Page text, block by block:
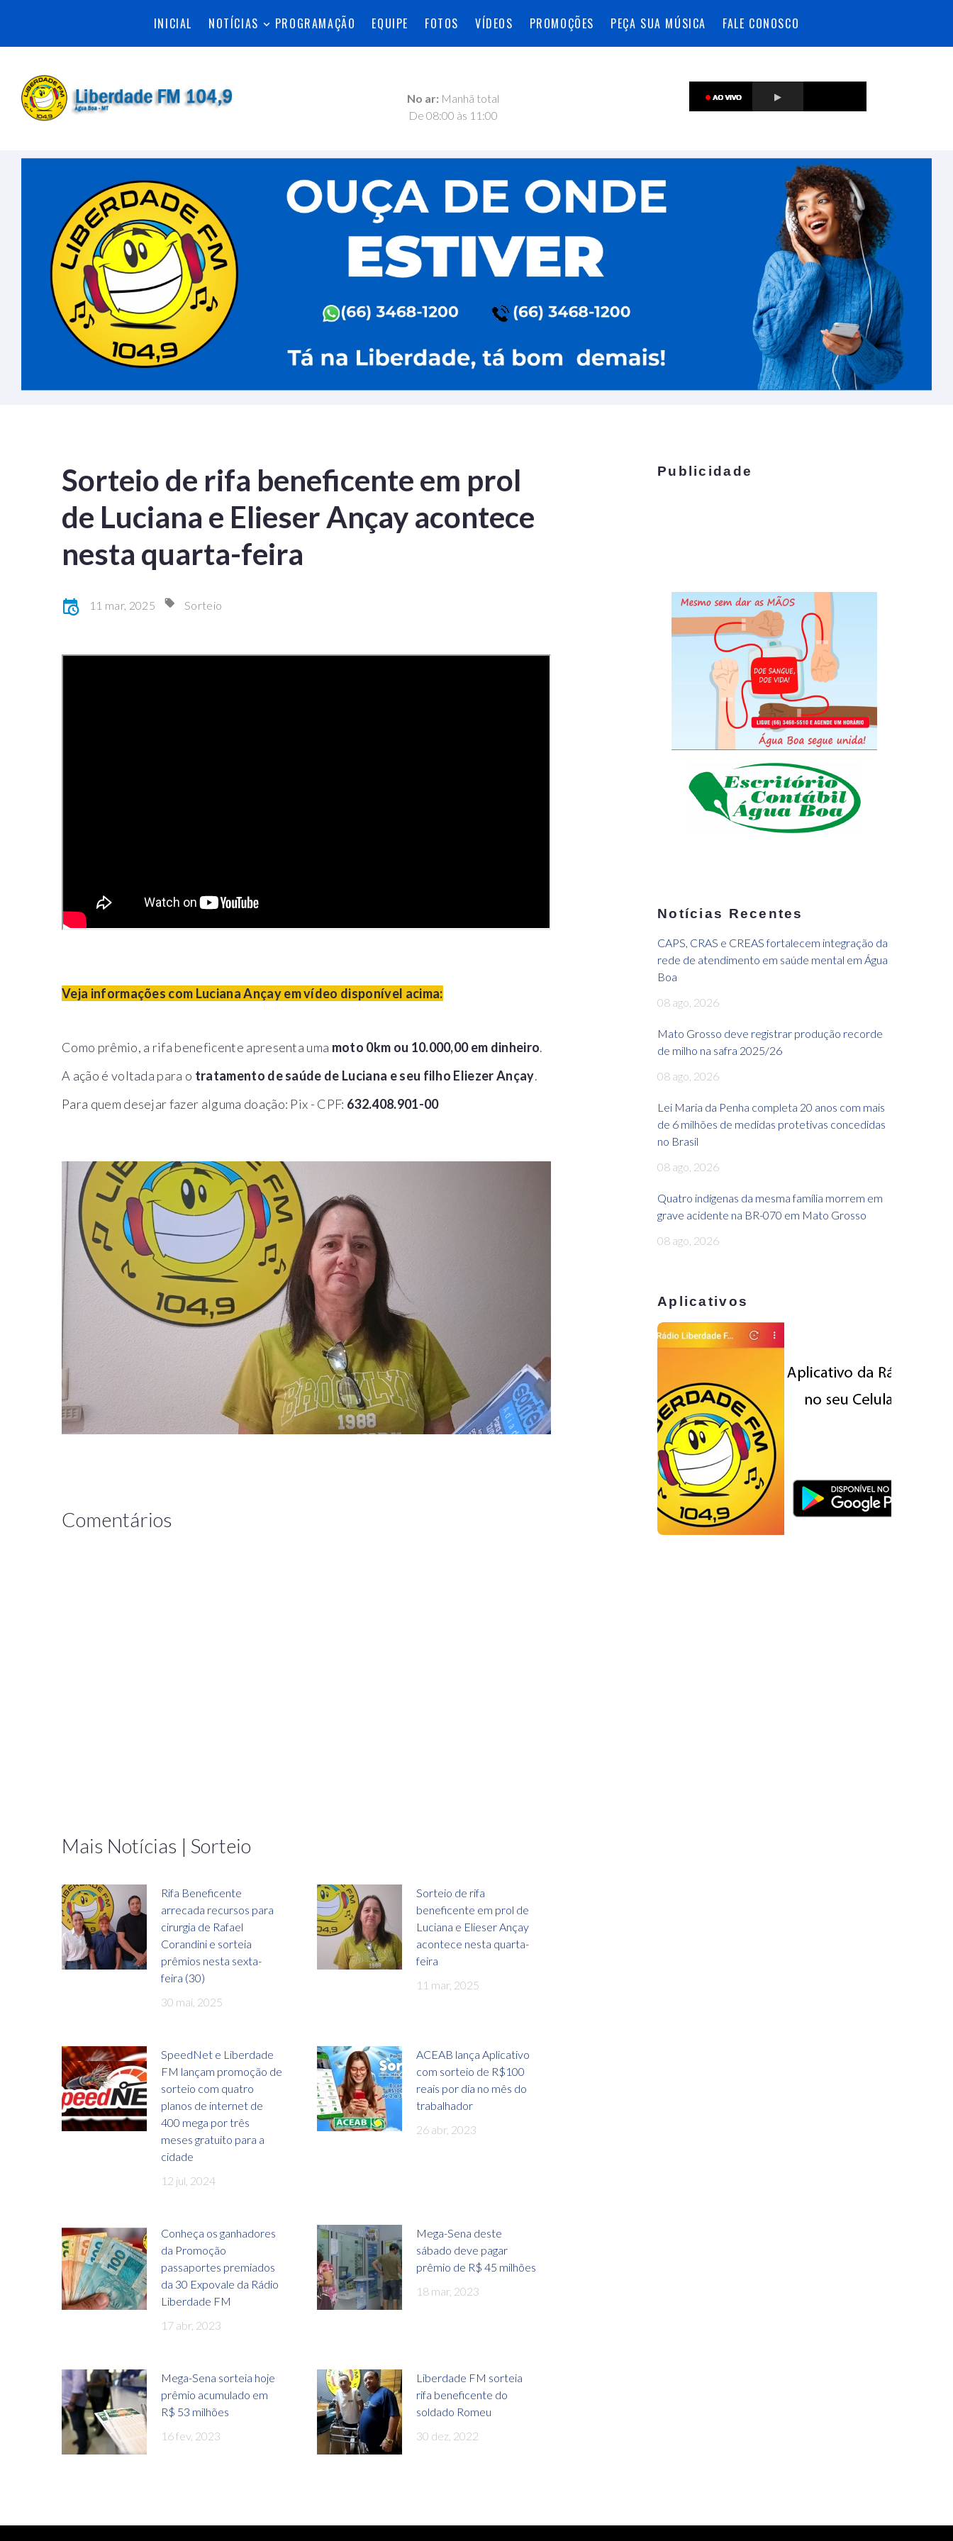
INICIAL NOTÍCIAS PROGRAMAÇÃO EQUIPE FOTOS VÍDEOS PROMOÇÕES PEÇA SUA MÚSICA FALE CONOSCO
No ar: Manhã total
De 08:00 às 11:00
Sorteio de rifa beneficente em prol
de Luciana e Elieser Ançay acontece
nesta quarta-feira
11 mar, 2025 Sorteio
Veja informações com Luciana Ançay em vídeo disponível acima:
Como prêmio, a rifa beneficente apresenta uma moto 0km ou 10.000,00 em dinheiro.
A ação é voltada para o tratamento de saúde de Luciana e seu filho Eliezer Ançay.
Para quem desejar fazer alguma doação: Pix - CPF: 632.408.901-00
Comentários
Mais Notícias | Sorteio
Rifa Beneficente
arrecada recursos para
cirurgia de Rafael
Corandini e sorteia
prêmios nesta sexta-
feira (30)
30 mai, 2025
Sorteio de rifa
beneficente em prol de
Luciana e Elieser Ançay
acontece nesta quarta-
feira
11 mar, 2025
SpeedNet e Liberdade
FM lançam promoção de
sorteio com quatro
planos de internet de
400 mega por três
meses gratuito para a
cidade
12 jul, 2024
ACEAB lança Aplicativo
com sorteio de R$100
reais por dia no mês do
trabalhador
26 abr, 2023
Conheça os ganhadores
da Promoção
passaportes premiados
da 30 Expovale da Rádio
Liberdade FM
17 abr, 2023
Mega-Sena deste
sábado deve pagar
prêmio de R$ 45 milhões
18 mar, 2023
Mega-Sena sorteia hoje
prêmio acumulado em
R$ 53 milhões
16 fev, 2023
Liberdade FM sorteia
rifa beneficente do
soldado Romeu
30 dez, 2022
Publicidade
Notícias Recentes
CAPS, CRAS e CREAS fortalecem integração da
rede de atendimento em saúde mental em Água
Boa
08 ago, 2026
Mato Grosso deve registrar produção recorde
de milho na safra 2025/26
08 ago, 2026
Lei Maria da Penha completa 20 anos com mais
de 6 milhões de medidas protetivas concedidas
no Brasil
08 ago, 2026
Quatro indígenas da mesma família morrem em
grave acidente na BR-070 em Mato Grosso
08 ago, 2026
Aplicativos